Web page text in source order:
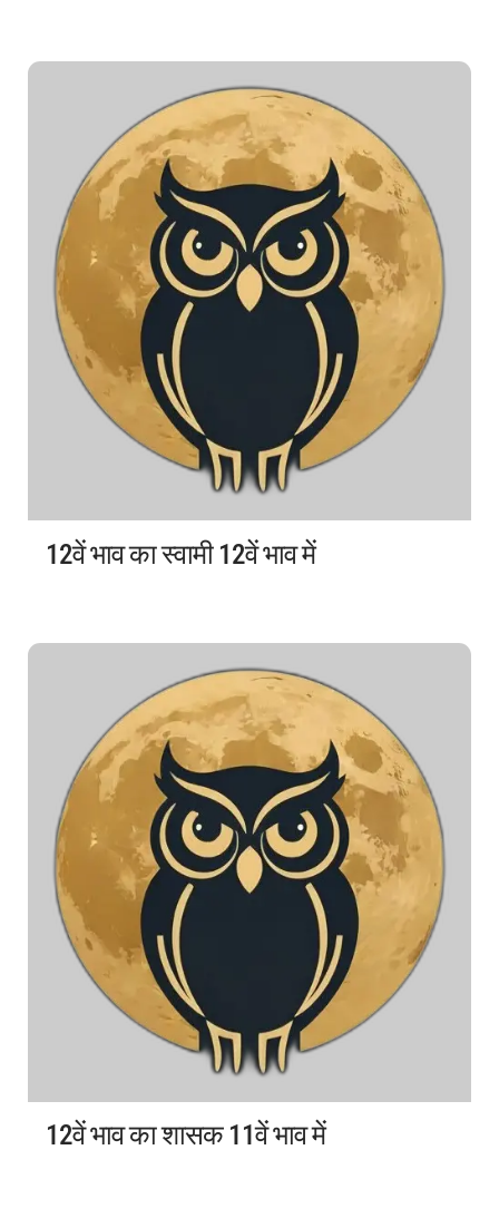
12वें भाव का स्वामी 12वें भाव में
12वें भाव का शासक 11वें भाव में